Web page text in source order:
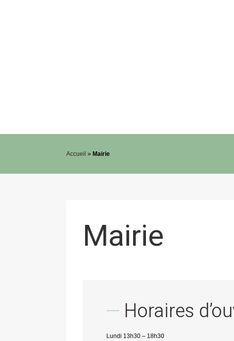
Accueil »Mairie
Mairie
Horaires
Lundi 13h30 – 18h30